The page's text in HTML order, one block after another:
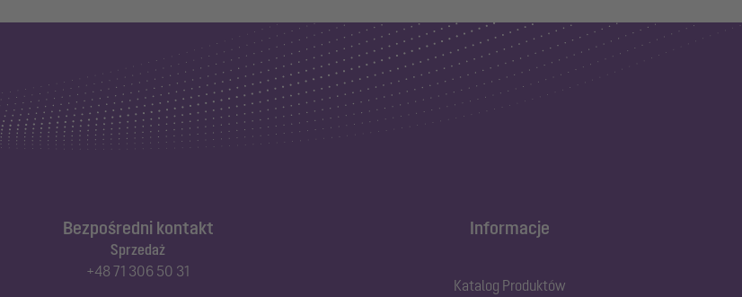
Bezpośredni kontakt
Sprzedaż
+48 71 306 50 31
Informacje
Katalog Produktów